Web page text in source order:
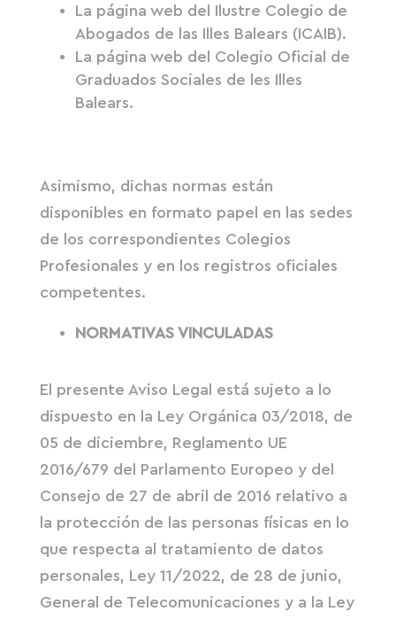
La página web del Ilustre Colegio de
Abogados de las Illes Balears (ICAIB).
La página web del Colegio Oficial de
Graduados Sociales de les Illes
Balears.
Asimismo, dichas normas están
disponibles en formato papel en las sedes
de los correspondientes Colegios
Profesionales y en los registros oficiales
competentes.
NORMATIVAS VINCULADAS
El presente Aviso Legal está sujeto a lo
dispuesto en la Ley Orgánica 03/2018, de
05 de diciembre, Reglamento UE
2016/679 del Parlamento Europeo y del
Consejo de 27 de abril de 2016 relativo a
la protección de las personas físicas en lo
que respecta al tratamiento de datos
personales, Ley 11/2022, de 28 de junio,
General de Telecomunicaciones y a la Ley